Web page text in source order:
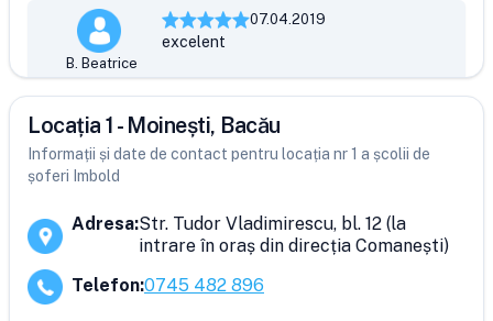
B. Beatrice
07.04.2019
excelent
Locația 1 - Moinești, Bacău
Informații și date de contact pentru locația nr 1 a școlii de
șoferi Imbold
Adresa:Str. Tudor Vladimirescu, bl. 12 (la
intrare în oraș din direcția Comanești)
Telefon:0745 482 896